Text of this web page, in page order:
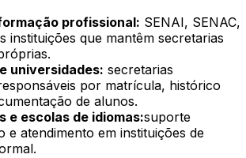
profissional: SENAI, SENAC,
instituições que mantêm secretarias
universidades: secretarias
por matrícula, histórico
de alunos.
e escolas de idiomas:suporte
e atendimento em instituições de